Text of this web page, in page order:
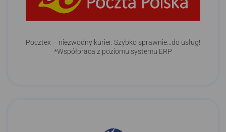
Pocztex – niezwodny kurier. Szybko sprawnie…do usług!
*Współpraca z poziomu systemu ERP